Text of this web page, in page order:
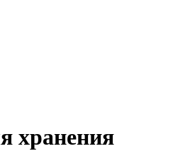
хранения